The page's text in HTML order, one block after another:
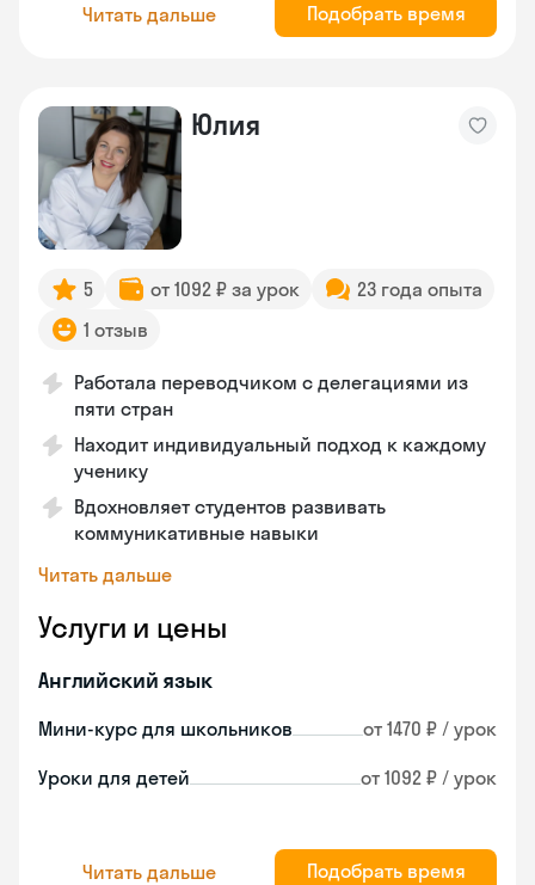
Читать дальше Подобрать время
Юлия
5 от 1092 ₽ за урок
23 года опыта
1 отзыв
Работала переводчиком с делегациями из
пяти стран
Находит индивидуальный подход к каждому
ученику
Вдохновляет студентов развивать
коммуникативные навыки
Читать дальше
Услуги и цены
Английский язык
Мини-курс для школьников от 1470 ₽ / урок
Уроки для детей от 1092 ₽ / урок
Читать дальше Подобрать время